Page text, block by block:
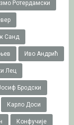
Ротердамски
Санд
Иво Андрић
Лец
Бродски
Карло Доси
Конфучије